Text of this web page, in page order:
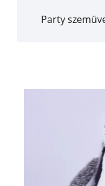
Party